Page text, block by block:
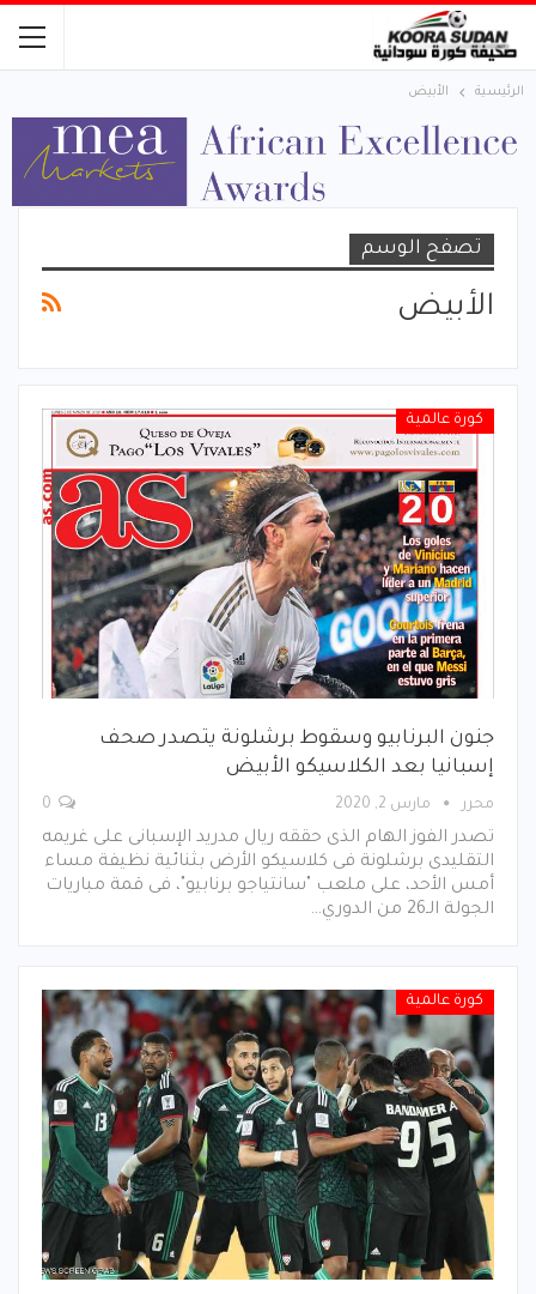
الرئيسية الأبيض
تصفح الوسم
الأبيض
كورة عالمية
جنون البرنابيو وسقوط برشلونة يتصدر صحف
إسبانيا بعد الكلاسيكو الأبيض
محرر مارس 2, 2020
تصدر الفوز الهام الذى حققه ريال مدريد الإسبانى على غريمه
التقليدى برشلونة فى كلاسيكو الأرض بثنائية نظيفة مساء
أمس الأحد، على ملعب "سانتياجو برنابيو"، فى قمة مباريات
الجولة الـ26 من الدوري…
كورة عالمية